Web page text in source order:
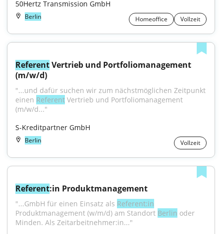
50Hertz Transmission GmbH
Berlin Homeoffice Vollzeit
Referent Vertrieb und Portfoliomanagement
(m/w/d)
"...und dafür suchen wir zum nächst­möglichen Zeitpunkt
einen Referent Vertrieb und Portfoliomanagement
(m/w/d..."
S-Kreditpartner GmbH
Berlin Vollzeit
Referent:in Produktmanagement
"...GmbH für einen Einsatz als Referent:in
Produktmanagement (w/m/d) am Standort Berlin oder
Minden. Als Zeitarbeitnehmer:in..."